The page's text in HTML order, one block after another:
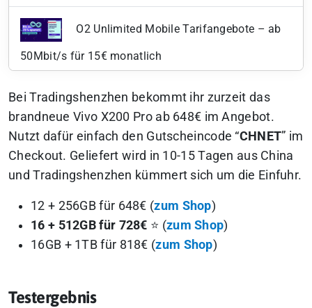
O2 Unlimited Mobile Tarifangebote – ab
50Mbit/s für 15€ monatlich
Bei Tradingshenzhen bekommt ihr zurzeit das
brandneue Vivo X200 Pro ab 648€ im Angebot.
Nutzt dafür einfach den Gutscheincode “CHNET” im
Checkout. Geliefert wird in 10-15 Tagen aus China
und Tradingshenzhen kümmert sich um die Einfuhr.
12 + 256GB für 648€ (zum Shop)
16 + 512GB für 728€ ⭐ (zum Shop)
16GB + 1TB für 818€ (zum Shop)
Testergebnis